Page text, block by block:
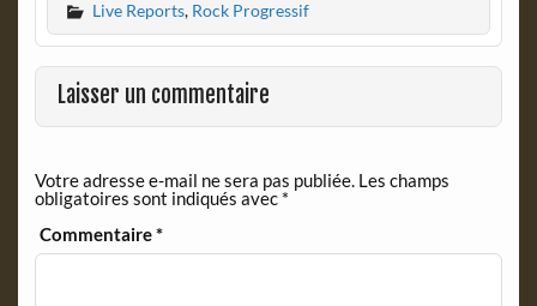
e
b
o
o
k
n
t
F
r
e
d
l
y
Live Reports, Rock Progressif
Laisser un commentaire
Votre adresse e-mail ne sera pas publiée. Les champs
obligatoires sont indiqués avec *
Commentaire*